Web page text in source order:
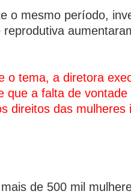
o mesmo período,
o tema, a diretora
que a falta de
direitos das mulheres
de 500 mil